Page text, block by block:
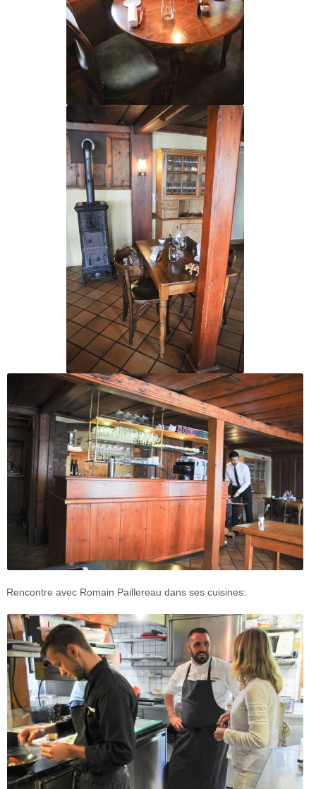
Rencontre avec Romain Paillereau dans ses cuisines: